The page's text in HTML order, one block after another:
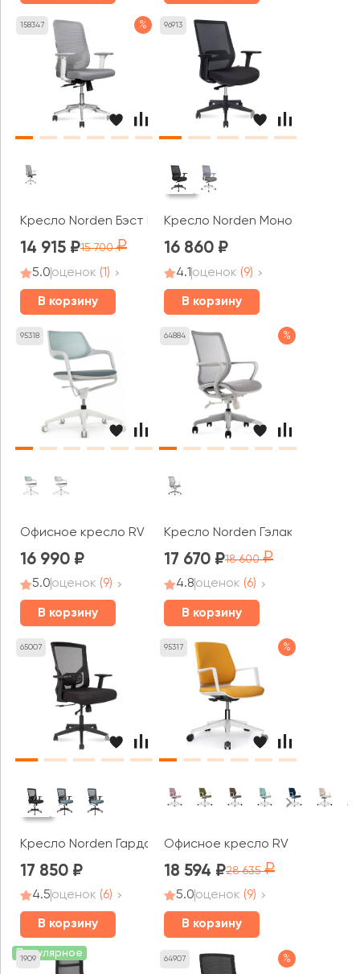
158347 %
Кресло Norden Бэст LB вайт / Best LB white белый
14 915 15 700
5.0оценок (1)
В корзину
96913
Кресло Norden Моно / Mono
16 860
4.1 оценок (9)
В корзину
95318
Офисное кресло RV ДИЗАЙН Скролл / Scroll (HY-813D)
16 990
5.0оценок (9)
В корзину
64884 %
Кресло Norden Гэлакси gray LB
17 670 18 600
4.8оценок (6)
В корзину
65007
Кресло Norden Гарда LB
17 850
4.5оценок (6)
В корзину
95317 %
Офисное кресло RV ДИЗАЙН
18 594 28 635
5.0оценок (9)
В корзину
1909
Популярное 64907 %